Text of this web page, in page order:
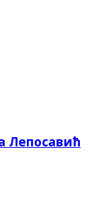
Лепосавић